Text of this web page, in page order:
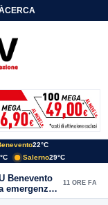
CERCA
22°C
Salerno29°C
Benevento
emergenze:
trattare i
11 ORE FA